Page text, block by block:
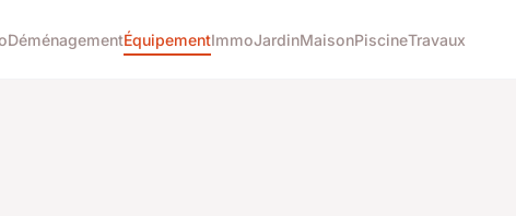
DéménagementÉquipementImmoJardinMaisonPiscineTravaux